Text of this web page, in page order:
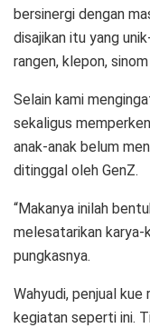
bersinergi dengan
disajikan itu yang
rangen, klepon,
Selain kami
sekaligus
anak-anak belum
ditinggal oleh GenZ.
“Makanya inilah
melesatarikan karya-
pungkasnya.
Wahyudi, penjual kue
kegiatan seperti ini.